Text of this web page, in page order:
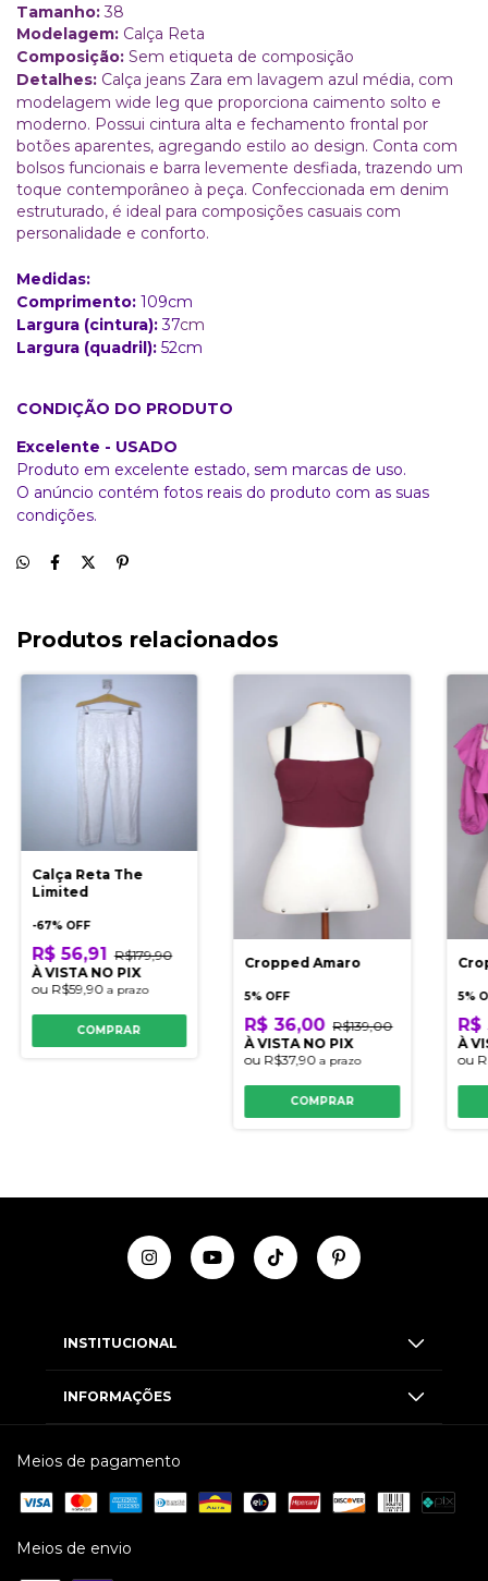
Tamanho:38
Modelagem: Calça Reta
Composição: Sem etiqueta de composição
Detalhes: Calça jeans Zara em lavagem azul média, com
modelagem wide leg que proporciona caimento solto e
moderno. Possui cintura alta e fechamento frontal por
botões aparentes, agregando estilo ao design. Conta com
bolsos funcionais e barra levemente desfiada, trazendo um
toque contemporâneo à peça. Confeccionada em denim
estruturado, é ideal para composições casuais com
personalidade e conforto.
Medidas:
Comprimento: 109cm
Largura (cintura):37cm
Largura (quadril): 52cm
CONDIÇÃO DO PRODUTO
Excelente - USADO
Produto em excelente estado, sem marcas de uso.
O anúncio contém fotos reais do produto com as suas
condições.
Produtos relacionados
Calça Reta The
Limited
-67% OFF
R$ 56,91 R$179,90
À VISTA NO PIX
ou R$59,90 a prazo
COMPRAR
Cropped Amaro
5% OFF
R$ 36,00 R$139,00
À VISTA NO PIX
ou R$37,90a prazo
COMPRAR
5%
À
ou
INSTITUCIONAL
INFORMAÇÕES
Meios de pagamento
Meios de envio